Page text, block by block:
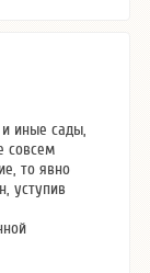
иные сады,
совсем
то явно
уступив